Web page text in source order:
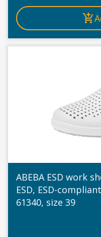
ABEBA ESD work
ESD, ESD-
61340, size 39